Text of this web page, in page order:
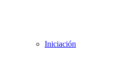
Iniciación